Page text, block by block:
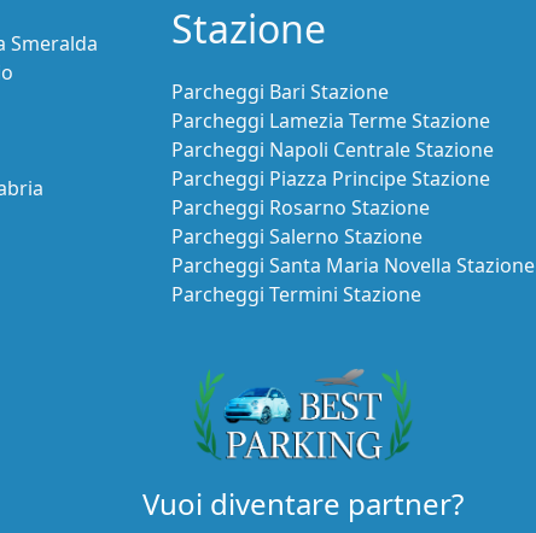
Smeralda
Stazione
Parcheggi Bari Stazione
Parcheggi Lamezia Terme Stazione
Parcheggi Napoli Centrale Stazione
Parcheggi Piazza Principe Stazione
Parcheggi Rosarno Stazione
Parcheggi Salerno Stazione
Parcheggi Santa Maria Novella Stazione
Parcheggi Termini Stazione
Vuoi diventare partner?